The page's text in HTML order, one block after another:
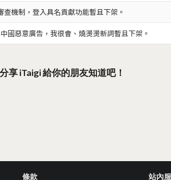
機制，登入具名貢獻功能暫且下架。
國惡意廣告，我很會、燒燙燙新詞暫且下架。
享 iTaigi 給你的朋友知道吧！
條款 站內